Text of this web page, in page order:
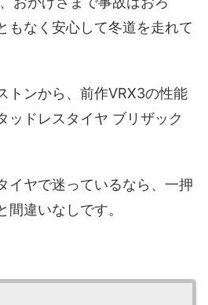
もなく安心して冬道を走れて
トンから、前作VRX3の性能
ッドレスタイヤ ブリザック
イヤで迷っているなら、一押
間違いなしです。